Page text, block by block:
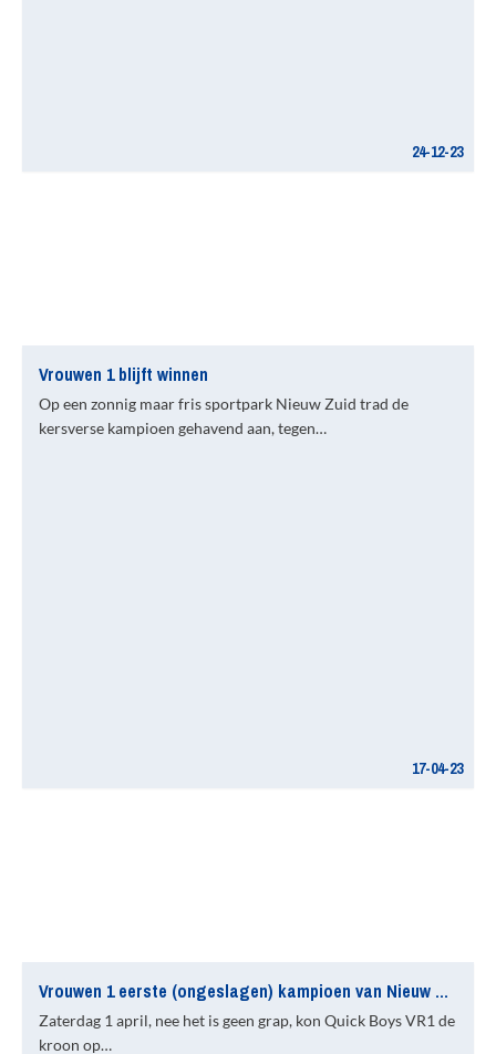
24-12-23
Vrouwen 1 blijft winnen
Op een zonnig maar fris sportpark Nieuw Zuid trad de
kersverse kampioen gehavend aan, tegen…
17-04-23
Vrouwen 1 eerste (ongeslagen) kampioen van Nieuw Zuid
Zaterdag 1 april, nee het is geen grap, kon Quick Boys VR1 de
kroon op…